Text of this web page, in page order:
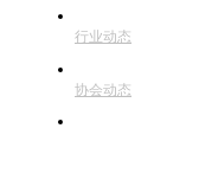
行业动态
协会动态